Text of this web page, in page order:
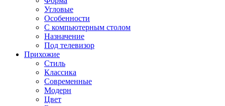
Угловые
Особенности
С компьютерным столом
Назначение
Под телевизор
Прихожие
Стиль
Классика
Современные
Модерн
Цвет